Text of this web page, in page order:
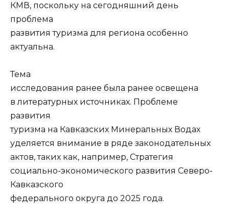
КМВ, поскольку на сегодняшний день
проблема
развития туризма для региона особенно
актуальна.
Тема
исследования ранее была ранее освещена
в литературных источниках. Проблеме
развития
туризма на Кавказских Минеральных Водах
уделяется внимание в ряде законодательных
актов, таких как, например, Стратегия
социально-экономического развития Северо-
Кавказского
федерального округа до 2025 года.